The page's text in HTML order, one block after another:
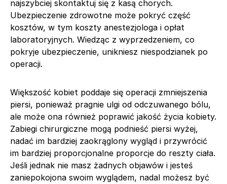
najszybciej skontaktuj się z kasą chorych.
Ubezpieczenie zdrowotne może pokryć część
kosztów, w tym koszty anestezjologa i opłat
laboratoryjnych. Wiedząc z wyprzedzeniem, co
pokryje ubezpieczenie, unikniesz niespodzianek po
operacji.
Większość kobiet poddaje się operacji zmniejszenia
piersi, ponieważ pragnie ulgi od odczuwanego bólu,
ale może ona również poprawić jakość życia kobiety.
Zabiegi chirurgiczne mogą podnieść piersi wyżej,
nadać im bardziej zaokrąglony wygląd i przywrócić
im bardziej proporcjonalne proporcje do reszty ciała.
Jeśli jednak nie masz żadnych objawów i jesteś
zaniepokojona swoim wyglądem, nadal możesz być